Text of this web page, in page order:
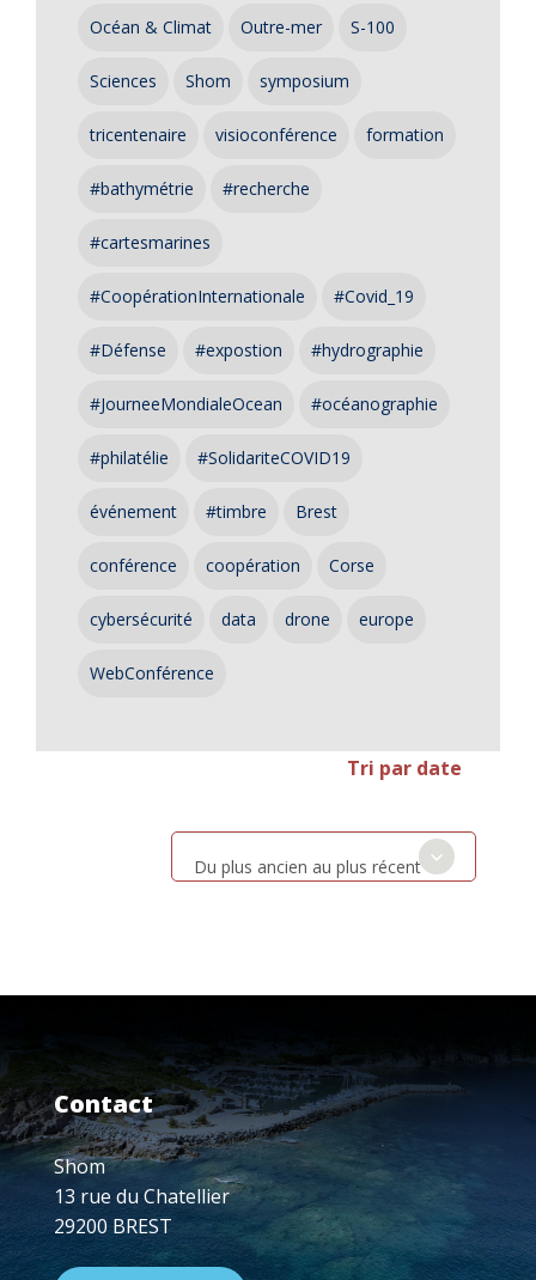
Océan & Climat Outre-mer S-100
Sciences Shom symposium
tricentenaire visioconférence formation
#bathymétrie #recherche
#cartesmarines
#CoopérationInternationale #Covid_19
#Défense #expostion #hydrographie
#JourneeMondialeOcean #océanographie
#philatélie #SolidariteCOVID19
événement #timbre Brest
conférence coopération Corse
cybersécurité data drone europe
WebConférence
Tri par date
Du plus ancien au plus récent
Contact
Shom
13 rue du Chatellier
29200 BREST